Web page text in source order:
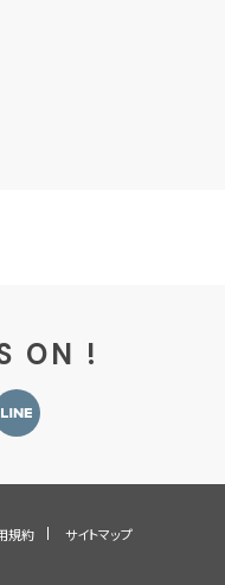
ON !
規約 サイトマップ